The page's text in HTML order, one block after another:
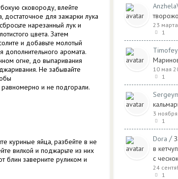
сковороду, влейте
достаточное для зажарки лука
нарезанный лук и
цвета. Затем
и добавьте молотый
аромата.
огне, до выпаривания
Не забывайте
и не подгорали.
куриные яйца, разбейте в не
вилкой и поджарьте из них
блин заверните руликом и
23
1
10 мая
1
3
1
Dora /
в
с
24
1